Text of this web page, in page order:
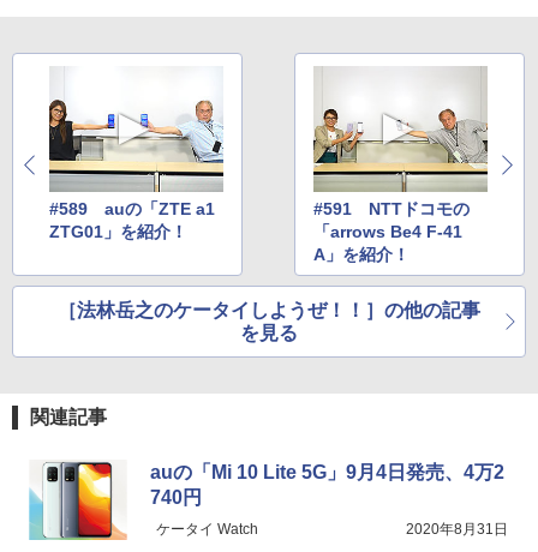
#589 auの「ZTE a1
ZTG01」を紹介！
#591 NTTドコモの
「arrows Be4 F-41
A」を紹介！
［法林岳之のケータイしようぜ！！］の他の記事
を見る
関連記事
auの「Mi 10 Lite 5G」9月4日発売、4万2
740円
ケータイ Watch 2020年8月31日